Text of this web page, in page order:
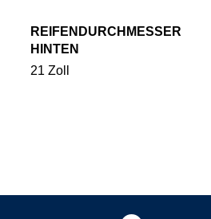
REIFENDURCHMESSER
HINTEN
21 Zoll